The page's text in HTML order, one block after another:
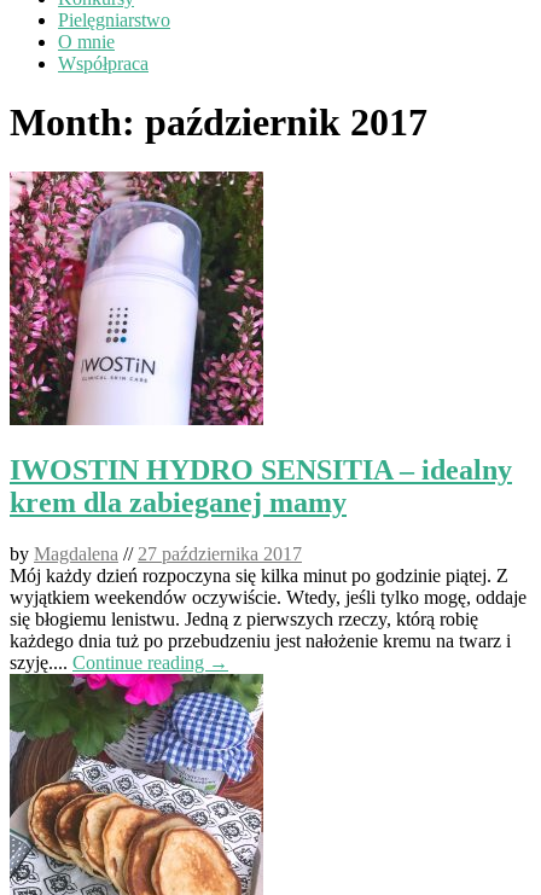
Pielęgniarstwo
O mnie
Współpraca
Month: październik 2017
IWOSTIN HYDRO SENSITIA – idealny
krem dla zabieganej mamy
by Magdalena // 27 października 2017
Mój każdy dzień rozpoczyna się kilka minut po godzinie piątej. Z
wyjątkiem weekendów oczywiście. Wtedy, jeśli tylko mogę, oddaje
się błogiemu lenistwu. Jedną z pierwszych rzeczy, którą robię
każdego dnia tuż po przebudzeniu jest nałożenie kremu na twarz i
szyję.... Continue reading →